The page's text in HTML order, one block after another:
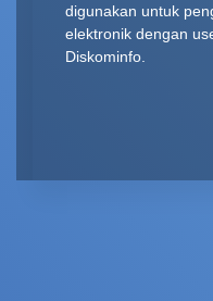
digunakan untuk
elektronik dengan
Diskominfo.